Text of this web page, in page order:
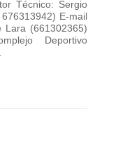
Técnico: Sergio
E-mail
Lara (661302365)
Deportivo